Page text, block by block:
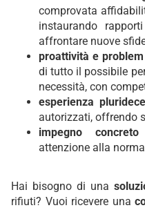
comprovata
instaurando
affrontare nuove
proattività e
di tutto il possibile
necessità, con
esperienza
autorizzati, offrendo
impegno
attenzione alla
Hai bisogno di una
rifiuti? Vuoi ricevere una